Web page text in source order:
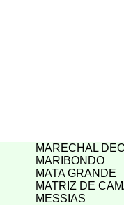
MARECHAL
MARIBONDO
MATA GRANDE
MATRIZ DE
MESSIAS